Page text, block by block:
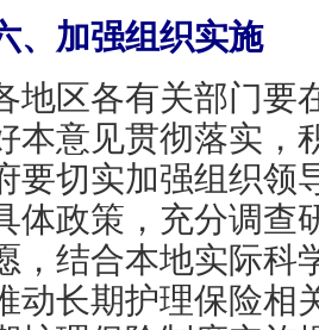
、加强组织实施
区各有关部门要在
本意见贯彻落实，
要切实加强组织领
体政策，充分调查
，结合本地实际科
动长期护理保险相